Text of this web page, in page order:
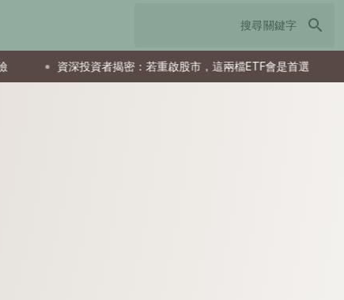
search
資深投資者揭密：若重啟股市，這兩檔ETF會是首選 父親節